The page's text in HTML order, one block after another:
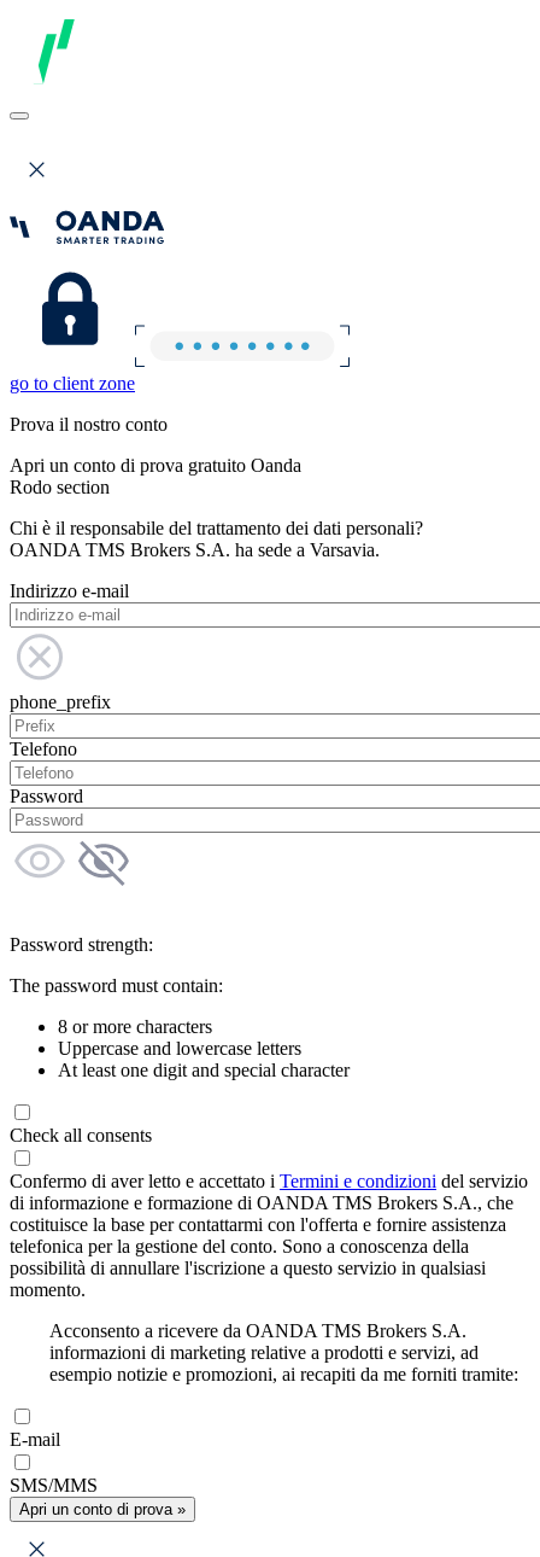
go to client zone
Prova il nostro conto
Apri un conto di prova gratuito Oanda
Rodo section
Chi è il responsabile del trattamento dei dati personali?
OANDA TMS Brokers S.A. ha sede a Varsavia.
Indirizzo e-mail
phone_prefix
Telefono
Password
Password strength:
The password must contain:
8 or more characters
Uppercase and lowercase letters
At least one digit and special character
Check all consents
Confermo di aver letto e accettato i Termini e condizioni del servizio
di informazione e formazione di OANDA TMS Brokers S.A., che
costituisce la base per contattarmi con l'offerta e fornire assistenza
telefonica per la gestione del conto. Sono a conoscenza della
possibilità di annullare l'iscrizione a questo servizio in qualsiasi
momento.
Acconsento a ricevere da OANDA TMS Brokers S.A.
informazioni di marketing relative a prodotti e servizi, ad
esempio notizie e promozioni, ai recapiti da me forniti tramite:
E-mail
SMS/MMS
Apri un conto di prova »